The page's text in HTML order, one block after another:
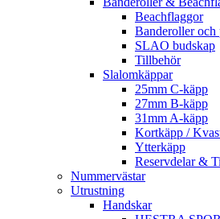
Beachflaggor
Banderoller och
SLAO budskap
Tillbehör
Slalomkäppar
25mm C-käpp
27mm B-käpp
31mm A-käpp
Kortkäpp /
Ytterkäpp
Reservdelar &
Nummervästar
Utrustning
Handskar